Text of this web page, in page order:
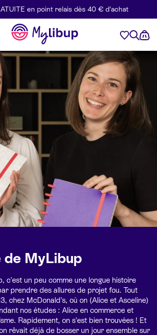
en point relais dès 40 € d’achat
Mylibup
de MyLibup
c’est un peu comme une longue histoire
prendre des allures de projet fou. Tout
chez McDonald’s, où on (Alice et Asceline)
nos études : Alice en commerce et
Rapidement, on s’est bien trouvées ! Et
rêvait déjà de bosser un jour ensemble sur